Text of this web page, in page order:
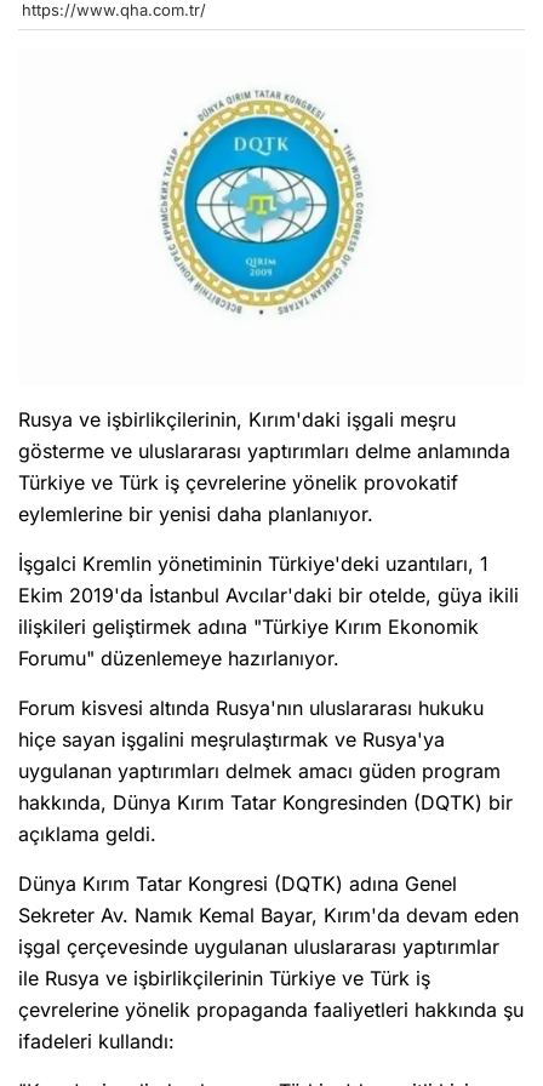
https://www.qha.com.tr/
Rusya ve işbirlikçilerinin, Kırım'daki işgali meşru
gösterme ve uluslararası yaptırımları delme anlamında
Türkiye ve Türk iş çevrelerine yönelik provokatif
eylemlerine bir yenisi daha planlanıyor.
İşgalci Kremlin yönetiminin Türkiye'deki uzantıları, 1
Ekim 2019'da İstanbul Avcılar'daki bir otelde, güya ikili
ilişkileri geliştirmek adına "Türkiye Kırım Ekonomik
Forumu" düzenlemeye hazırlanıyor.
Forum kisvesi altında Rusya'nın uluslararası hukuku
hiçe sayan işgalini meşrulaştırmak ve Rusya'ya
uygulanan yaptırımları delmek amacı güden program
hakkında, Dünya Kırım Tatar Kongresinden (DQTK) bir
açıklama geldi.
Dünya Kırım Tatar Kongresi (DQTK) adına Genel
Sekreter Av. Namık Kemal Bayar, Kırım'da devam eden
işgal çerçevesinde uygulanan uluslararası yaptırımlar
ile Rusya ve işbirlikçilerinin Türkiye ve Türk iş
çevrelerine yönelik propaganda faaliyetleri hakkında şu
ifadeleri kullandı: